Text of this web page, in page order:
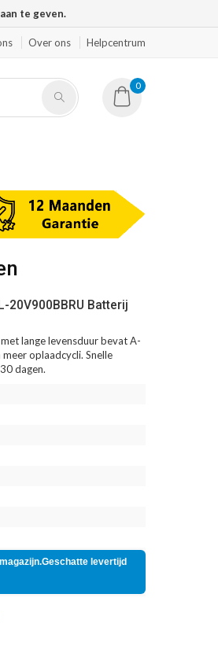
te geven.
Over ons Helpcentrum
0
20V900BBRU Batterij
lange levensduur bevat A-
oplaadcycli. Snelle
dagen.
levertijd